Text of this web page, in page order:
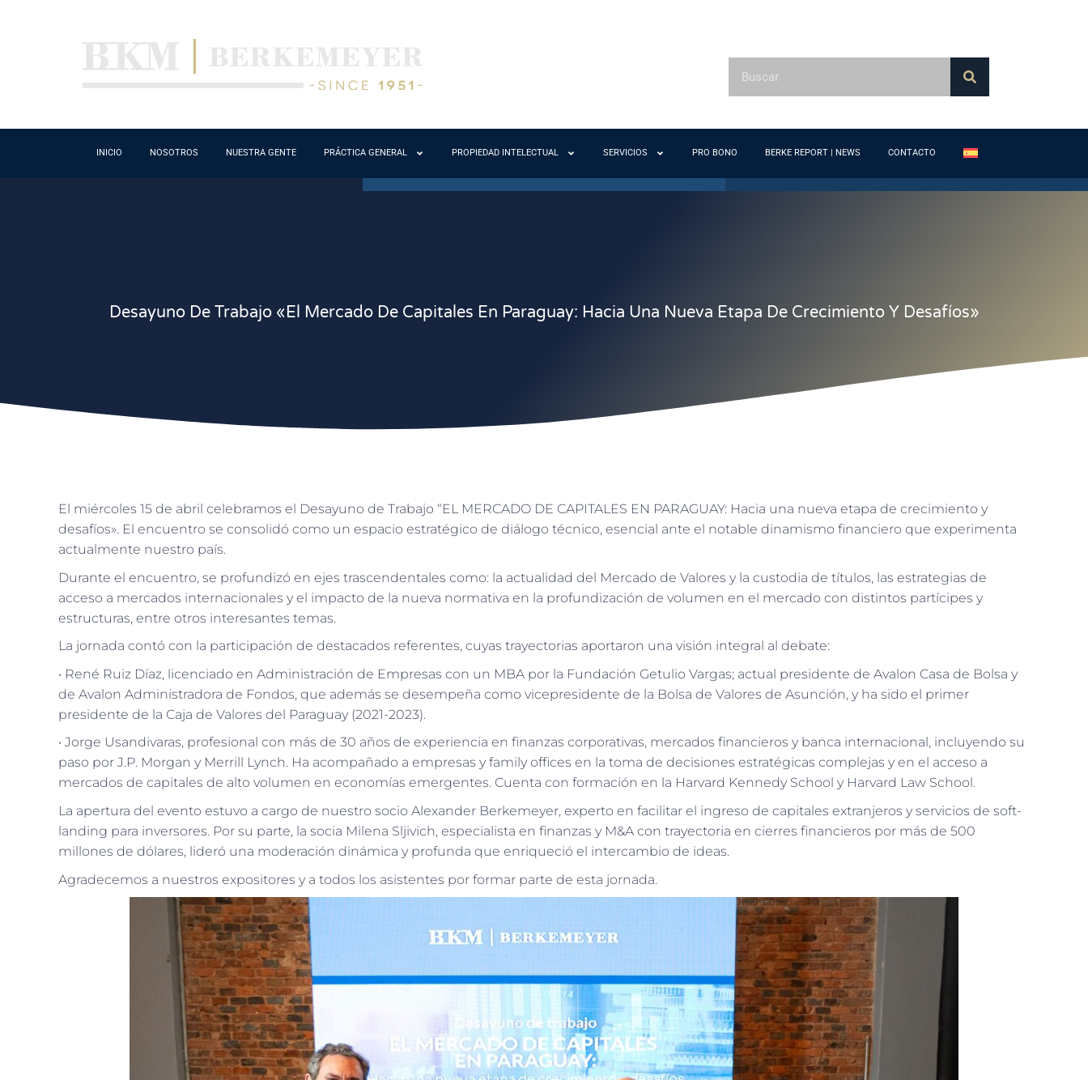
INICIO NOSOTROS NUESTRA GENTE PRÁCTICA GENERAL PROPIEDAD INTELECTUAL SERVICIOS PRO BONO BERKE REPORT | NEWS CONTACTO
Desayuno De Trabajo «El Mercado De Capitales En Paraguay: Hacia Una Nueva Etapa De Crecimiento Y Desafíos»
El miércoles 15 de abril celebramos el Desayuno de Trabajo “EL MERCADO DE CAPITALES EN PARAGUAY: Hacia una nueva etapa de crecimiento y
desafíos». El encuentro se consolidó como un espacio estratégico de diálogo técnico, esencial ante el notable dinamismo financiero que experimenta
actualmente nuestro país.
Durante el encuentro, se profundizó en ejes trascendentales como: la actualidad del Mercado de Valores y la custodia de títulos, las estrategias de
acceso a mercados internacionales y el impacto de la nueva normativa en la profundización de volumen en el mercado con distintos partícipes y
estructuras, entre otros interesantes temas.
La jornada contó con la participación de destacados referentes, cuyas trayectorias aportaron una visión integral al debate:
• René Ruiz Díaz, licenciado en Administración de Empresas con un MBA por la Fundación Getulio Vargas; actual presidente de Avalon Casa de Bolsa y
de Avalon Administradora de Fondos, que además se desempeña como vicepresidente de la Bolsa de Valores de Asunción, y ha sido el primer
presidente de la Caja de Valores del Paraguay (2021-2023).
• Jorge Usandivaras, profesional con más de 30 años de experiencia en finanzas corporativas, mercados financieros y banca internacional, incluyendo su
paso por J.P. Morgan y Merrill Lynch. Ha acompañado a empresas y family offices en la toma de decisiones estratégicas complejas y en el acceso a
mercados de capitales de alto volumen en economías emergentes. Cuenta con formación en la Harvard Kennedy School y Harvard Law School.
La apertura del evento estuvo a cargo de nuestro socio Alexander Berkemeyer, experto en facilitar el ingreso de capitales extranjeros y servicios de soft-
landing para inversores. Por su parte, la socia Milena Sljivich, especialista en finanzas y M&A con trayectoria en cierres financieros por más de 500
millones de dólares, lideró una moderación dinámica y profunda que enriqueció el intercambio de ideas.
Agradecemos a nuestros expositores y a todos los asistentes por formar parte de esta jornada.